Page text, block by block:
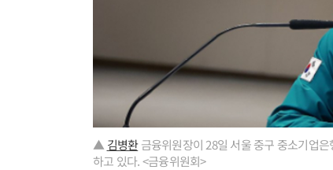
▲ 김병환금융위원장이 28일 서울 중구 중소기업
하고 있다. <금융위원회>